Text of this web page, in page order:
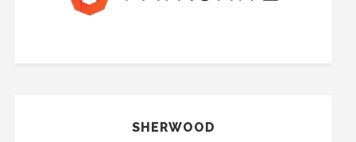
SHERWOOD